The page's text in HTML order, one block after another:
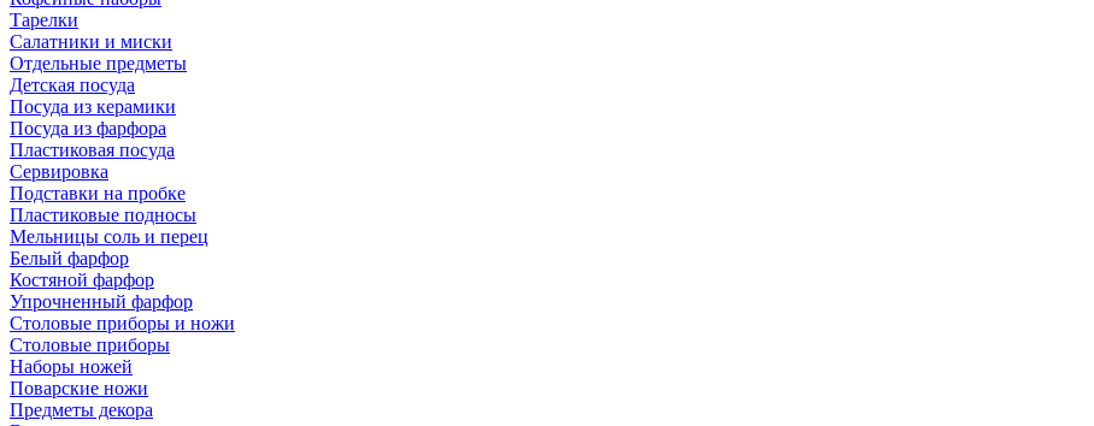
Тарелки
Салатники и миски
Отдельные предметы
Детская посуда
Посуда из керамики
Посуда из фарфора
Пластиковая посуда
Сервировка
Подставки на пробке
Пластиковые подносы
Мельницы соль и перец
Белый фарфор
Костяной фарфор
Упрочненный фарфор
Столовые приборы и ножи
Столовые приборы
Наборы ножей
Поварские ножи
Предметы декора